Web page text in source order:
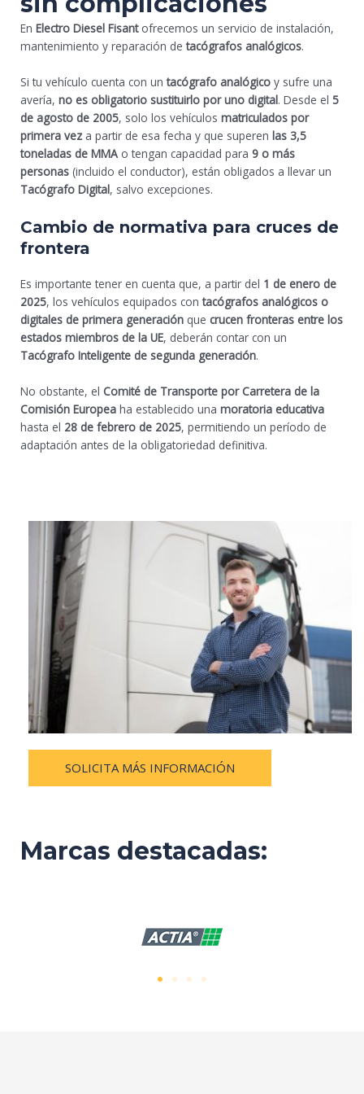
En Electro Diesel Fisantofrecemos un servicio de instalación,
mantenimiento y reparación detacógrafos analógicos.
Si tu vehículo cuenta con untacógrafo analógico y sufre una
avería, no es obligatorio sustituirlo por uno digital. Desde el 5
de agosto de 2005, solo los vehículos matriculados por
primera veza partir de esa fecha y que superen las 3,5
toneladas de MMA o tengan capacidad para 9 o más
personas (incluido el conductor), están obligados a llevar un
Tacógrafo Digital, salvo excepciones.
Cambio de normativa para cruces de
frontera
Es importante tener en cuenta que, a partir del 1 de enero de
2025, los vehículos equipados contacógrafos analógicos o
digitales de primera generación que crucen fronteras entre los
estados miembros de la UE, deberán contar con un
Tacógrafo Inteligente de segunda generación.
No obstante, el Comité de Transporte por Carretera de la
Comisión Europea ha establecido una moratoria educativa
hasta el 28 de febrero de 2025, permitiendo un período de
adaptación antes de la obligatoriedad definitiva.
SOLICITA MÁS INFORMACIÓN
Marcas destacadas: